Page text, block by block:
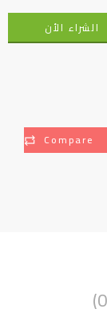
الشراء الأن
Compare